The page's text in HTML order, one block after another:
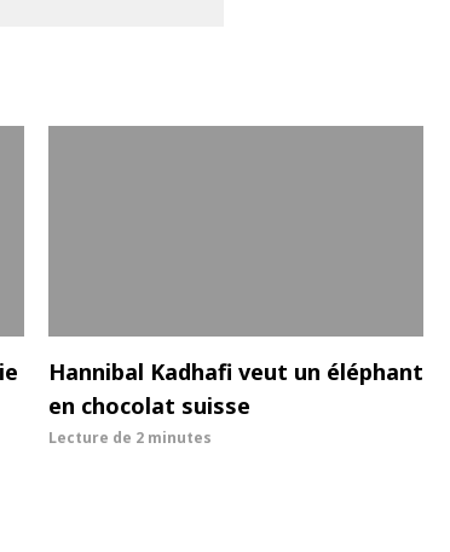
Hannibal Kadhafi veut un éléphant
en chocolat suisse
Lecture de 2 minutes